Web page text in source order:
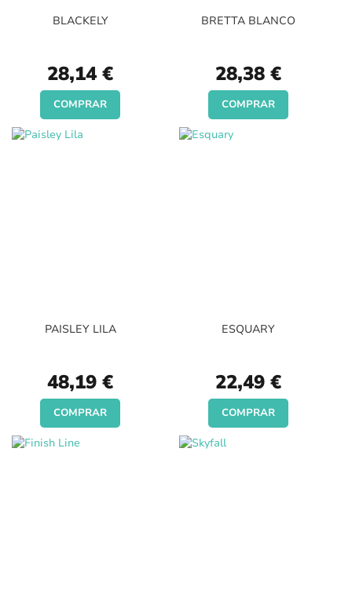
BLACKELY
28,14 €
COMPRAR
BRETTA BLANCO
28,38 €
COMPRAR
PAISLEY LILA
48,19 €
COMPRAR
ESQUARY
22,49 €
COMPRAR